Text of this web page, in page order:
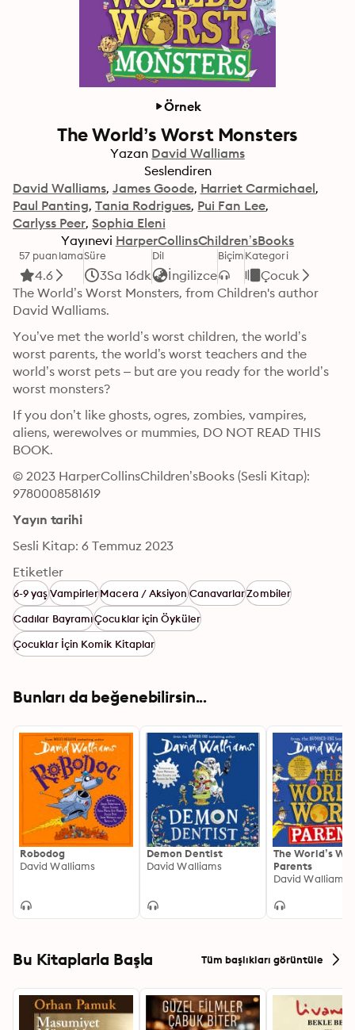
Örnek
The World’s Worst Monsters
Yazan David Walliams
Seslendiren
David Walliams James Goode Harriet Carmichael
Paul Panting Tania Rodrigues Pui Fan Lee
Carlyss Peer Sophia Eleni
Yayınevi HarperCollinsChildren’sBooks
57 puanlama
4.6
Süre
3Sa 16dk
Dil
İngilizce
BiçimKategori
Çocuk
The World’s Worst Monsters, from Children's author
David Walliams.
You’ve met the world’s worst children, the world’s
worst parents, the world’s worst teachers and the
world’s worst pets – but are you ready for the world’s
worst monsters?
If you don’t like ghosts, ogres, zombies, vampires,
aliens, werewolves or mummies, DO NOT READ THIS
BOOK.
© 2023 HarperCollinsChildren’sBooks (Sesli Kitap):
9780008581619
Yayın tarihi
Sesli Kitap: 6 Temmuz 2023
Etiketler
6-9 yaşVampirlerMacera / AksiyonCanavarlarZombiler
Cadılar BayramıÇocuklar için Öyküler
Çocuklar İçin Komik Kitaplar
Bunları da beğenebilirsin...
Robodog
David Walliams
Demon Dentist
David Walliams
The World’s
Parents
David Walliams
Bu Kitaplarla Başla Tüm başlıkları görüntüle